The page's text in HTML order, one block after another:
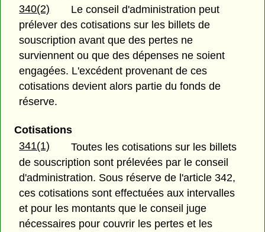
340(2)
Le conseil d'administration peut
prélever des cotisations sur les billets de
souscription avant que des pertes ne
surviennent ou que des dépenses ne soient
engagées. L'excédent provenant de ces
cotisations devient alors partie du fonds de
réserve.
Cotisations
341(1)
Toutes les cotisations sur les billets
de souscription sont prélevées par le conseil
d'administration. Sous réserve de l'article 342,
ces cotisations sont effectuées aux intervalles
et pour les montants que le conseil juge
nécessaires pour couvrir les pertes et les